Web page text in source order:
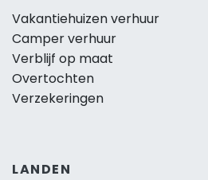
Vakantiehuizen verhuur
Camper verhuur
Verblijf op maat
Overtochten
Verzekeringen
LANDEN